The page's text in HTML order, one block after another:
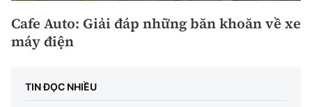
Cafe Auto: Giải đáp những băn khoăn về xe
máy điện
TIN ĐỌC NHIỀU